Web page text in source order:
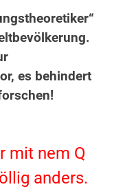
es behindert
mit nem Q
anders.